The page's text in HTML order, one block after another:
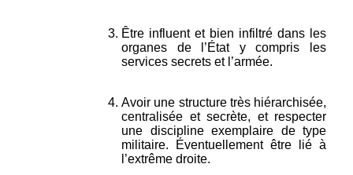
Être influent et bien infiltré dans les
organes de l’État y compris les
services secrets et l’armée.
Avoir une structure très hiérarchisée,
centralisée et secrète, et respecter
une discipline exemplaire de type
militaire. Éventuellement être lié à
l’extrême droite.